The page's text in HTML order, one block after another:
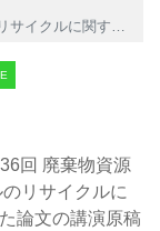
に関する論文公開
回 廃棄物資源
リサイクルに
論文の講演原稿